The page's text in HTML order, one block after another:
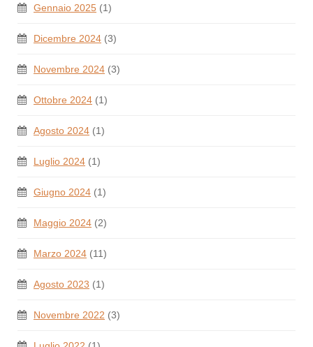
Gennaio 2025 (1)
Dicembre 2024 (3)
Novembre 2024 (3)
Ottobre 2024 (1)
Agosto 2024 (1)
Luglio 2024 (1)
Giugno 2024 (1)
Maggio 2024 (2)
Marzo 2024 (11)
Agosto 2023 (1)
Novembre 2022 (3)